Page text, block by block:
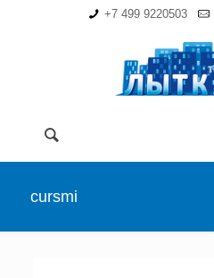
+7 499 9220503
cursmi